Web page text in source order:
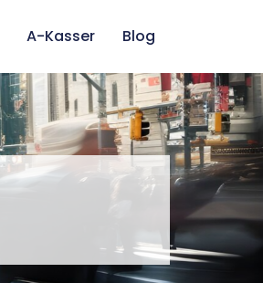
A-Kasser Blog